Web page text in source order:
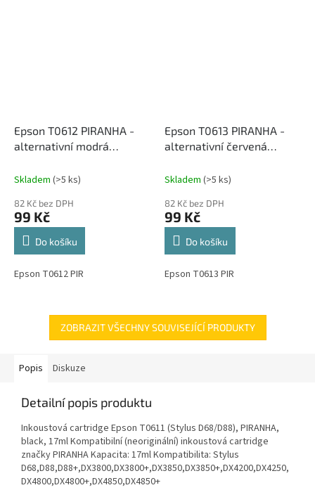
Epson T0612 PIRANHA -
alternativní modrá
Skladem (>5 ks)
82 Kč bez DPH
99 Kč
Do košíku
Epson T0612 PIR
Epson T0613 PIRANHA -
alternativní červená
Skladem (>5 ks)
82 Kč bez DPH
99 Kč
Do košíku
Epson T0613 PIR
ZOBRAZIT VŠECHNY SOUVISEJÍCÍ PRODUKTY
Popis Diskuze
Detailní popis produktu
Inkoustová cartridge Epson T0611 (Stylus D68/D88), PIRANHA,
black, 17ml Kompatibilní (neoriginální) inkoustová cartridge
značky PIRANHA Kapacita: 17ml Kompatibilita: Stylus
D68,D88,D88+,DX3800,DX3800+,DX3850,DX3850+,DX4200,DX4250,
DX4800,DX4800+,DX4850,DX4850+